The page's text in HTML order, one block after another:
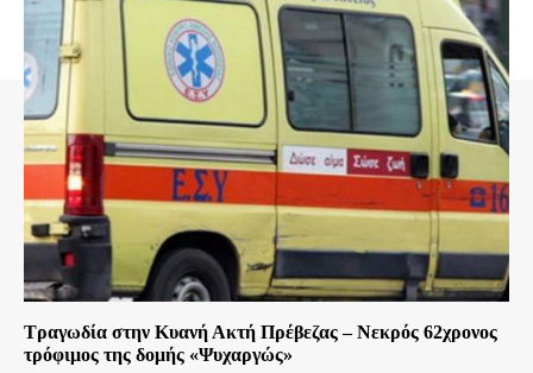
Τραγωδία στην Κυανή Ακτή Πρέβεζας – Νεκρός 62χρονος
τρόφιμος της δομής «Ψυχαργώς»